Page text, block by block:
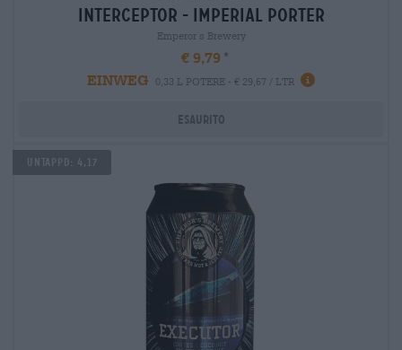
interceptor - imperial porter
Emperor´s Brewery
€ 9,79
EINWEG
0,33 L POTERE - € 29,67 / LTR
Esaurito
Untappd: 4,17